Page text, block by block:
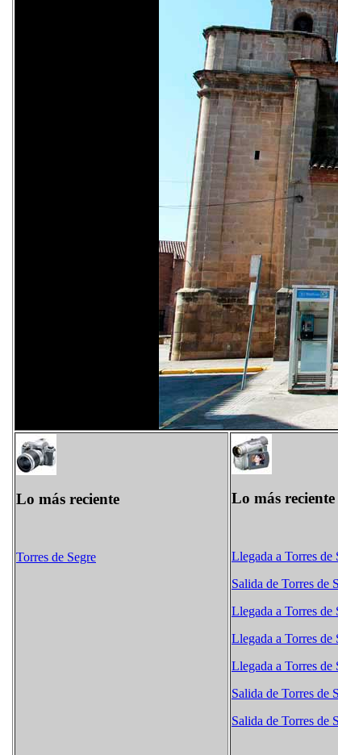
Lo más reciente
Torres de Segre
Lo más reciente
Llegada a Torres de
Salida de Torres de
Llegada a Torres de
Llegada a Torres de
Llegada a Torres de
Salida de Torres de
Salida de Torres de